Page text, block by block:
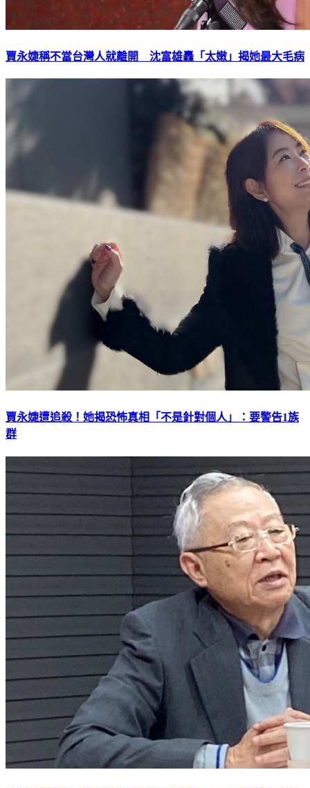
賈永婕稱不當台灣人就離開 沈富雄轟「太嫩」揭她最大毛病
賈永婕遭追殺！她揭恐怖真相「不是針對個人」：要警告1族
群